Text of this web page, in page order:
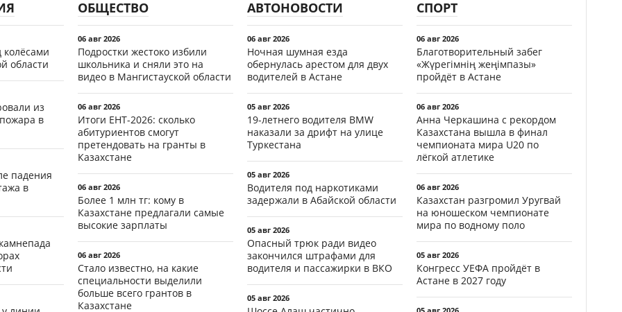
области
из
в
падения
в
ОБЩЕСТВО
06 авг 2026
Подростки жестоко избили
школьника и сняли это на
видео в Мангистауской области
06 авг 2026
Итоги ЕНТ-2026: сколько
абитуриентов смогут
претендовать на гранты в
Казахстане
06 авг 2026
Более 1 млн тг: кому в
Казахстане предлагали самые
высокие зарплаты
06 авг 2026
Стало известно, на какие
специальности выделили
больше всего грантов в
Казахстане
АВТОНОВОСТИ
06 авг 2026
Ночная шумная езда
обернулась арестом для двух
водителей в Астане
05 авг 2026
19-летнего водителя BMW
наказали за дрифт на улице
Туркестана
05 авг 2026
Водителя под наркотиками
задержали в Абайской области
05 авг 2026
Опасный трюк ради видео
закончился штрафами для
водителя и пассажирки в ВКО
05 авг 2026
СПОРТ
06 авг 2026
Благотворительный забег
«Жүрегімнің жеңімпазы»
пройдёт в Астане
06 авг 2026
Анна Черкашина с рекордом
Казахстана вышла в финал
чемпионата мира U20 по
лёгкой атлетике
06 авг 2026
Казахстан разгромил Уругвай
на юношеском чемпионате
мира по водному поло
05 авг 2026
Конгресс УЕФА пройдёт в
Астане в 2027 году